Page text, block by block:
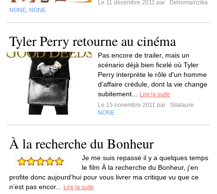
Le 11 décembre 2011 par
Delromainzika
NONE NONE
Tyler Perry retourne au cinéma
Pas encore de trailer, mais un
scénario déjà bien ficelé où Tyler
Perry interprète le rôle d'un homme
d'affaire crédule, dont la vie change
subitement...
Lire la suite
Le 15 novembre 2011 par
Sitalaure
NONE
À la recherche du Bonheur
Je me suis repassé il y a quelques temps
le film À la recherche du Bonheur, j’en
profite donc aujourd’hui pour vous livrer ma critique vu que ce
n’est pas encor...
Lire la suite